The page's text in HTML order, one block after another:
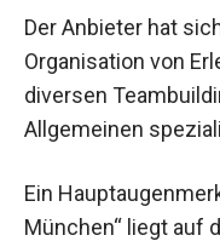
Der Anbieter hat
Organisation von
diversen
Allgemeinen
Ein
München“ liegt auf